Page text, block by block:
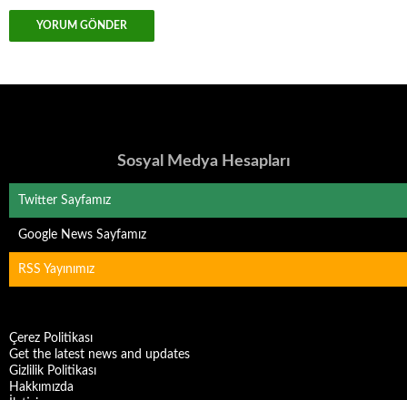
Sosyal Medya Hesapları
Twitter Sayfamız
Google News Sayfamız
RSS Yayınımız
Çerez Politikası
Get the latest news and updates
Gizlilik Politikası
Hakkımızda